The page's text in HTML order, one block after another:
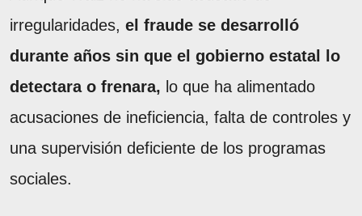
irregularidades, el fraude se desarrolló
durante años sin que el gobierno estatal lo
detectara o frenara, lo que ha alimentado
acusaciones de ineficiencia, falta de controles y
una supervisión deficiente de los programas
sociales.